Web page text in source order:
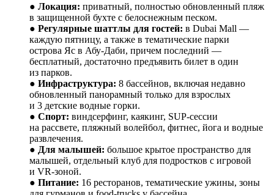
● Локация: приватный, полностью обновленный пляж
в защищенной бухте с белоснежным песком.
● Регулярные шаттлы для гостей: в Dubai Mall —
каждую пятницу, а также в тематические парки
острова Яс в Абу-Даби, причем последний —
бесплатный, достаточно предъявить билет в один
из парков.
● Инфраструктура: 8 бассейнов, включая недавно
обновленный панорамный только для взрослых
и 3 детские водные горки.
● Спорт: виндсерфинг, каякинг, SUP-сессии
на рассвете, пляжный волейбол, фитнес, йога и водные
развлечения.
● Для малышей: большое крытое пространство для
малышей, отдельный клуб для подростков с игровой
и VR-зоной.
● Питание: 16 ресторанов, тематические ужины, зоны